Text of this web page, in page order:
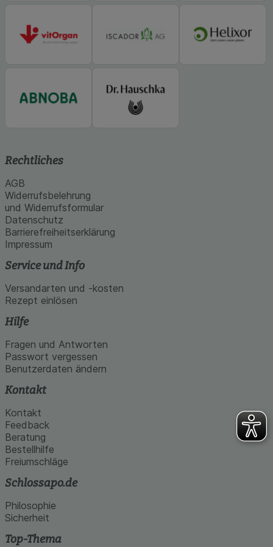
unsere Website weiter für Sie optimieren können,
den Inhalt auf unserer Website aber auch die
Werbung auf Drittseiten möglichst relevant für Sie
soziale Medien übertragen werden.
Rechtliches
AGB
Widerrufsbelehrung
und Widerrufsformular
Datenschutz
Barrierefreiheitserklärung
Impressum
Service und Info
Versandarten und -kosten
Rezept einlösen
Hilfe
Fragen und Antworten
Passwort vergessen
Benutzerdaten ändern
Kontakt
Kontakt
Feedback
Beratung
Bestellhilfe
Freiumschläge
Schlossapo.de
Philosophie
Sicherheit
Top-Thema